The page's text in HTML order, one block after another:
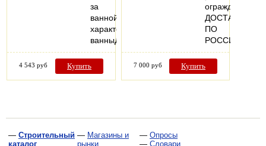
за
ваннойТехнические
ванныДля…
4 543 руб Купить
ограждений
ДОСТАВКА
ПО
РОССИИ
7 000 руб Купить
— Строительный
каталог
— Магазины и
рынки
— Опросы
— Словари